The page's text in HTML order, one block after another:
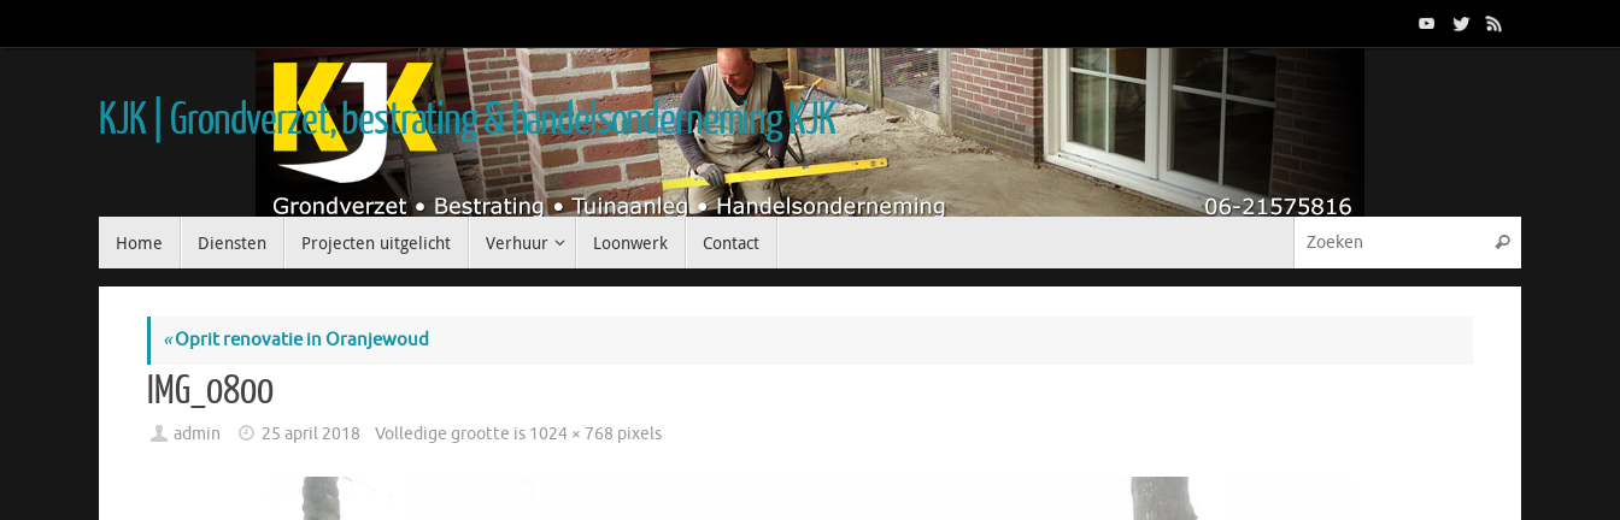
KJK | Grondverzet, bestrating & handelsonderneming KJK
Home Diensten Projecten uitgelicht Verhuur Loonwerk Contact
«Oprit renovatie in Oranjewoud
IMG_0800
admin 25 april 2018 Volledige grootte is 1024 × 768 pixels